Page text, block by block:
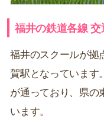
福井の鉄道各線
福井のスクールが拠
賀駅となっています
が通っており、県の
います。